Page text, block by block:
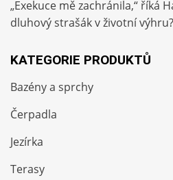
„Exekuce mě zachránila,“ říká
dluhový strašák v životní výhru?
KATEGORIE PRODUKTŮ
Bazény a sprchy
Čerpadla
Jezírka
Terasy